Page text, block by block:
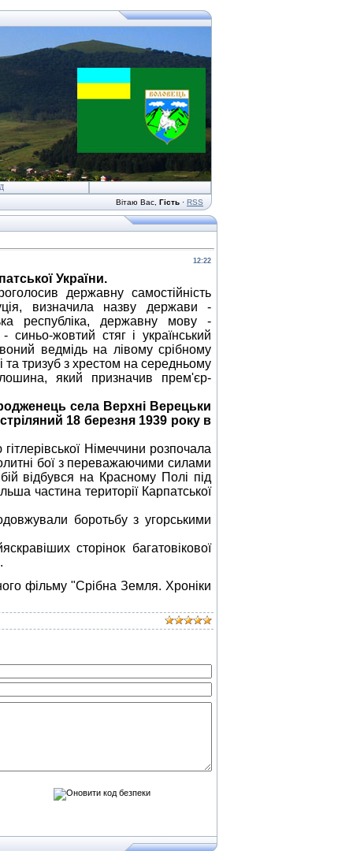
Вітаю Вас Гість · RSS
12:22
України.
державну самостійність
визначила назву держави -
республіка, державну мову -
жовтий стяг і український
ведмідь на лівому срібному
та тризуб з хрестом на середньому
який призначив прем'єр-
села Верхні Верецьки
18 березня 1939 року в
Німеччини розпочала
бої з переважаючими силами
відбувся на Красному Полі під
частина території Карпатської
боротьбу з угорськими
сторінок багатовікової
фільму "Срібна Земля. Хроніки